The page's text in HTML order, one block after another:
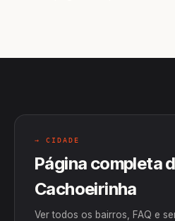
→ CIDADE
Página completa
Cachoeirinha
Ver todos os bairros, FAQ e